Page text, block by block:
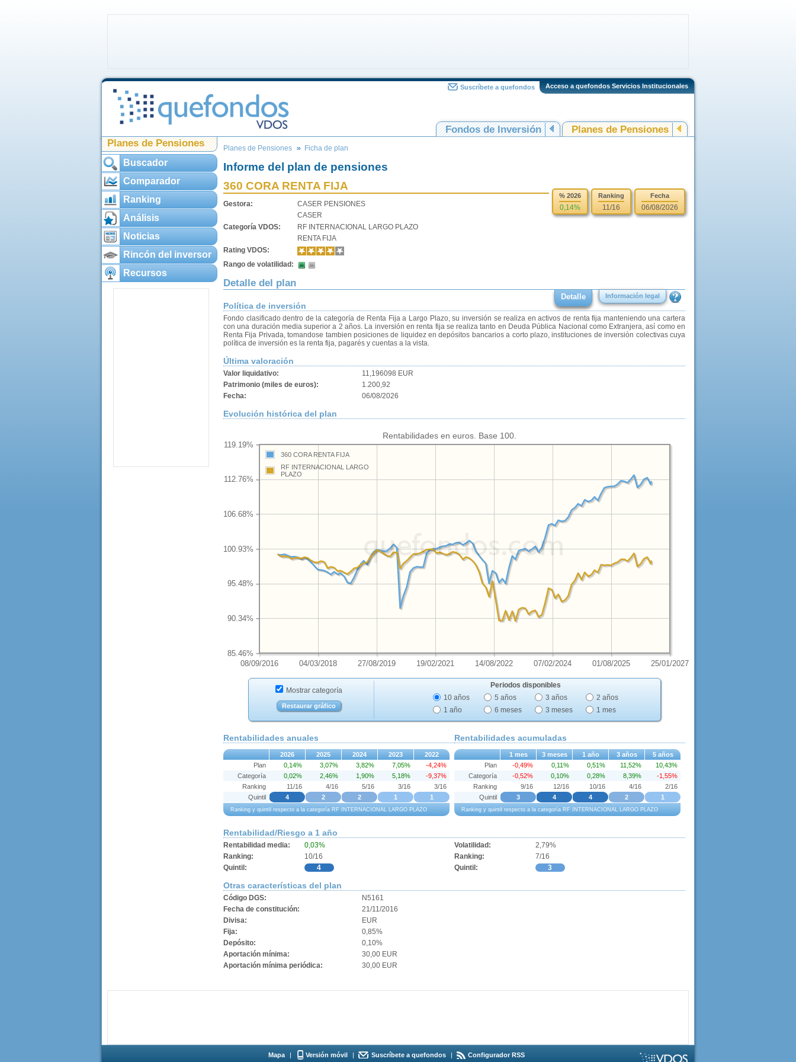
Acceso a quefondos Servicios Institucionales
Suscríbete a quefondos
Fondos de Inversión
Planes de Pensiones
Planes de Pensiones
Buscador
Comparador
Ranking
Análisis
Noticias
Rincón del inversor
Recursos
Planes de Pensiones Ficha de plan
Informe del plan de pensiones
360 CORA RENTA FIJA
Gestora:
CASER PENSIONES
CASER
Categoría VDOS:
RF INTERNACIONAL LARGO PLAZO
RENTA FIJA
Rating VDOS:
Rango de volatilidad:
% 2026
0,14%
Ranking
11/16
Fecha
06/08/2026
Detalle del plan
Detalle Información legal
Política de inversión
Fondo clasificado dentro de la categoría de Renta Fija a Largo Plazo, su inversión se realiza en activos de renta fija manteniendo una cartera
con una duración media superior a 2 años. La inversión en renta fija se realiza tanto en Deuda Pública Nacional como Extranjera, así como en
Renta Fija Privada, tomandose tambien posiciones de liquidez en depósitos bancarios a corto plazo, instituciones de inversión colectivas cuya
política de inversión es la renta fija, pagarés y cuentas a la vista.
Última valoración
Valor liquidativo:
11,196098 EUR
Patrimonio (miles de euros):
1.200,92
Fecha:
06/08/2026
Evolución histórica del plan
Rentabilidades en euros. Base 100.
08/09/2016 04/03/2018 27/08/2019 19/02/2021 14/08/2022 07/02/2024 01/08/2025 25/01/2027
85.46%
90.34%
95.48%
100.93%
106.68%
112.76%
119.19%
360 CORA RENTA FIJA
RF INTERNACIONAL LARGO
PLAZO
Mostrar categoría
Restaurar gráfico
Periodos disponibles
10 años
5 años 3 años
2 años
1 año
6 meses 3 meses 1 mes
Rentabilidades anuales
2026 2025 2024 2023 2022
Ranking y quintil respecto a la categoría RF INTERNACIONAL LARGO PLAZO
Plan 0,14% 3,07% 3,82% 7,05%
-4,24%
Categoría
0,02% 2,46% 1,90% 5,18%
-9,37%
Ranking
11/16 4/16 5/16 3/16
3/16
Quintil
4 2 2 1 1
Rentabilidades acumuladas
1 mes 3 meses 1 año 3 años 5 años
Ranking y quintil respecto a la categoría RF INTERNACIONAL LARGO PLAZO
Plan -0,49% 0,11% 0,51% 11,52%
10,43%
Categoría
-0,52% 0,10% 0,28% 8,39%
-1,55%
Ranking
9/16 12/16 10/16 4/16
2/16
Quintil
3 4 4 2 1
Rentabilidad/Riesgo a 1 año
Rentabilidad media:
0,03%
Ranking:
10/16
Quintil:
4
Volatilidad:
2,79%
Ranking:
7/16
Quintil:
3
Otras características del plan
Código DGS:
N5161
Fecha de constitución:
21/11/2016
Divisa:
EUR
Fija:
0,85%
Depósito:
0,10%
Aportación mínima:
30,00 EUR
Aportación mínima periódica:
30,00 EUR
Mapa | Versión móvil | Suscríbete a quefondos | Configurador RSS